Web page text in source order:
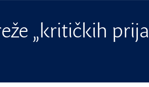
„kritičkih